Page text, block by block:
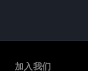
加入我们